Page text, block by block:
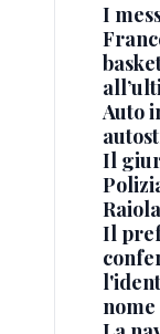
I
Auto
Il
Il
nome